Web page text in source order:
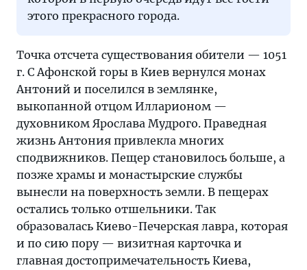
этого прекрасного города.
Точка отсчета существования обители — 1051
г. С Афонской горы в Киев вернулся монах
Антоний и поселился в землянке,
выкопанной отцом Илларионом —
духовником Ярослава Мудрого. Праведная
жизнь Антония привлекла многих
сподвижников. Пещер становилось больше, а
позже храмы и монастырские службы
вынесли на поверхность земли. В пещерах
остались только отшельники. Так
образовалась Киево-Печерская лавра, которая
и по сию пору — визитная карточка и
главная достопримечательность Киева,